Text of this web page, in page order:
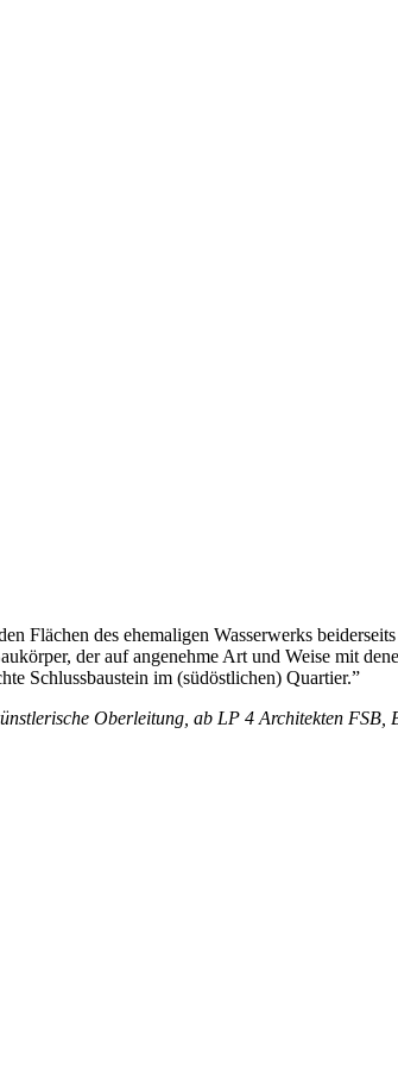
Flächen des ehemaligen Wasserwerks
der auf angenehme Art und Weise mit
Schlussbaustein im (südöstlichen) Quartier.”
Oberleitung, ab LP 4 Architekten FSB,